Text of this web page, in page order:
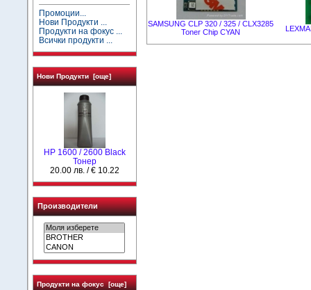
Промоции...
Нови Продукти ...
Продукти на фокус ...
Всички продукти ...
Нови Продукти [още]
HР 1600 / 2600 Black
Тонер
20.00 лв. / € 10.22
Производители
Продукти на фокус [още]
SAMSUNG CLP 320 / 325 / CLX3285
Toner Chip CYAN